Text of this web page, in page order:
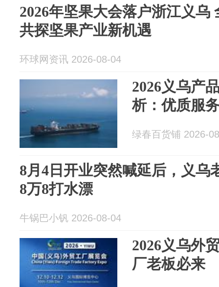
2026年坚果大会落户浙江义乌
共探坚果产业新机遇
环球网资讯 2026-08-04
2026义乌产
析：优质服
绿春百货铺 2026-
8月4日开业突然喊延后，义乌
8万8打水漂
牛锅巴小钒 2026-08-04
2026义乌外
厂老板必来